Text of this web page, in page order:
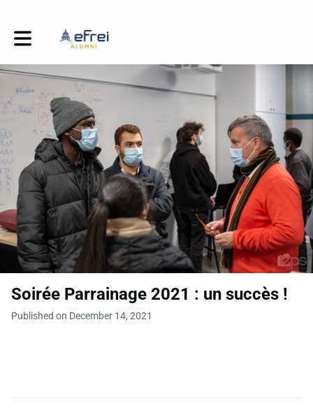
Toggle main navigation
Soirée Parrainage 2021 : un succès !
Published on December 14, 2021